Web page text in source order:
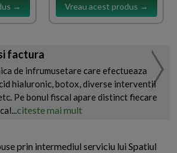
→ Vreau acest produs →
factura
de infrumusetare care efectueaza
hialuronic, botox, diverse interventii
Pe bonul fiscal apare distinct fiecare
citeste mai mult
prin intermediul serviciu lui Spatiul